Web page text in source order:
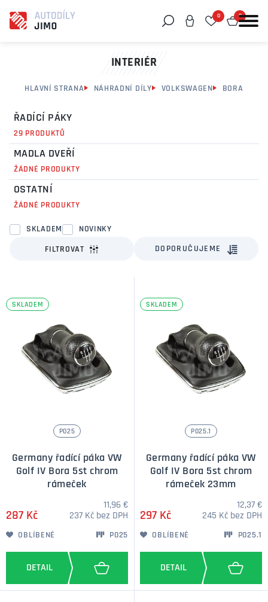
0 0
INTERIÉR
HLAVNÍ STRANA NÁHRADNÍ DÍLY VOLKSWAGEN BORA
ŘADÍCÍ PÁKY
29 PRODUKTŮ
MADLA DVEŘÍ
ŽÁDNÉ PRODUKTY
OSTATNÍ
ŽÁDNÉ PRODUKTY
SKLADEM NOVINKY
FILTROVAT DOPORUČUJEME
SKLADEM
P025
Germany řadící páka VW
Golf IV Bora 5st chrom
rámeček
287 Kč
11,96 €
237 Kč bez DPH
OBLÍBENÉ P025
SKLADEM
P025.1
Germany řadící páka VW
Golf IV Bora 5st chrom
rámeček 23mm
297 Kč
12,37 €
245 Kč bez DPH
OBLÍBENÉ P025.1
Můžeme vám pomoci něco najít?